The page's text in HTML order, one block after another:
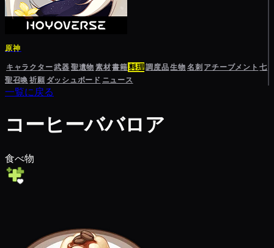
原神
キャラクター武器聖遺物素材書籍料理調度品生物名刺 アチーブメント 七
聖召喚祈願 ダッシュボード ニュース
一覧に戻る
コーヒーババロア
食べ物